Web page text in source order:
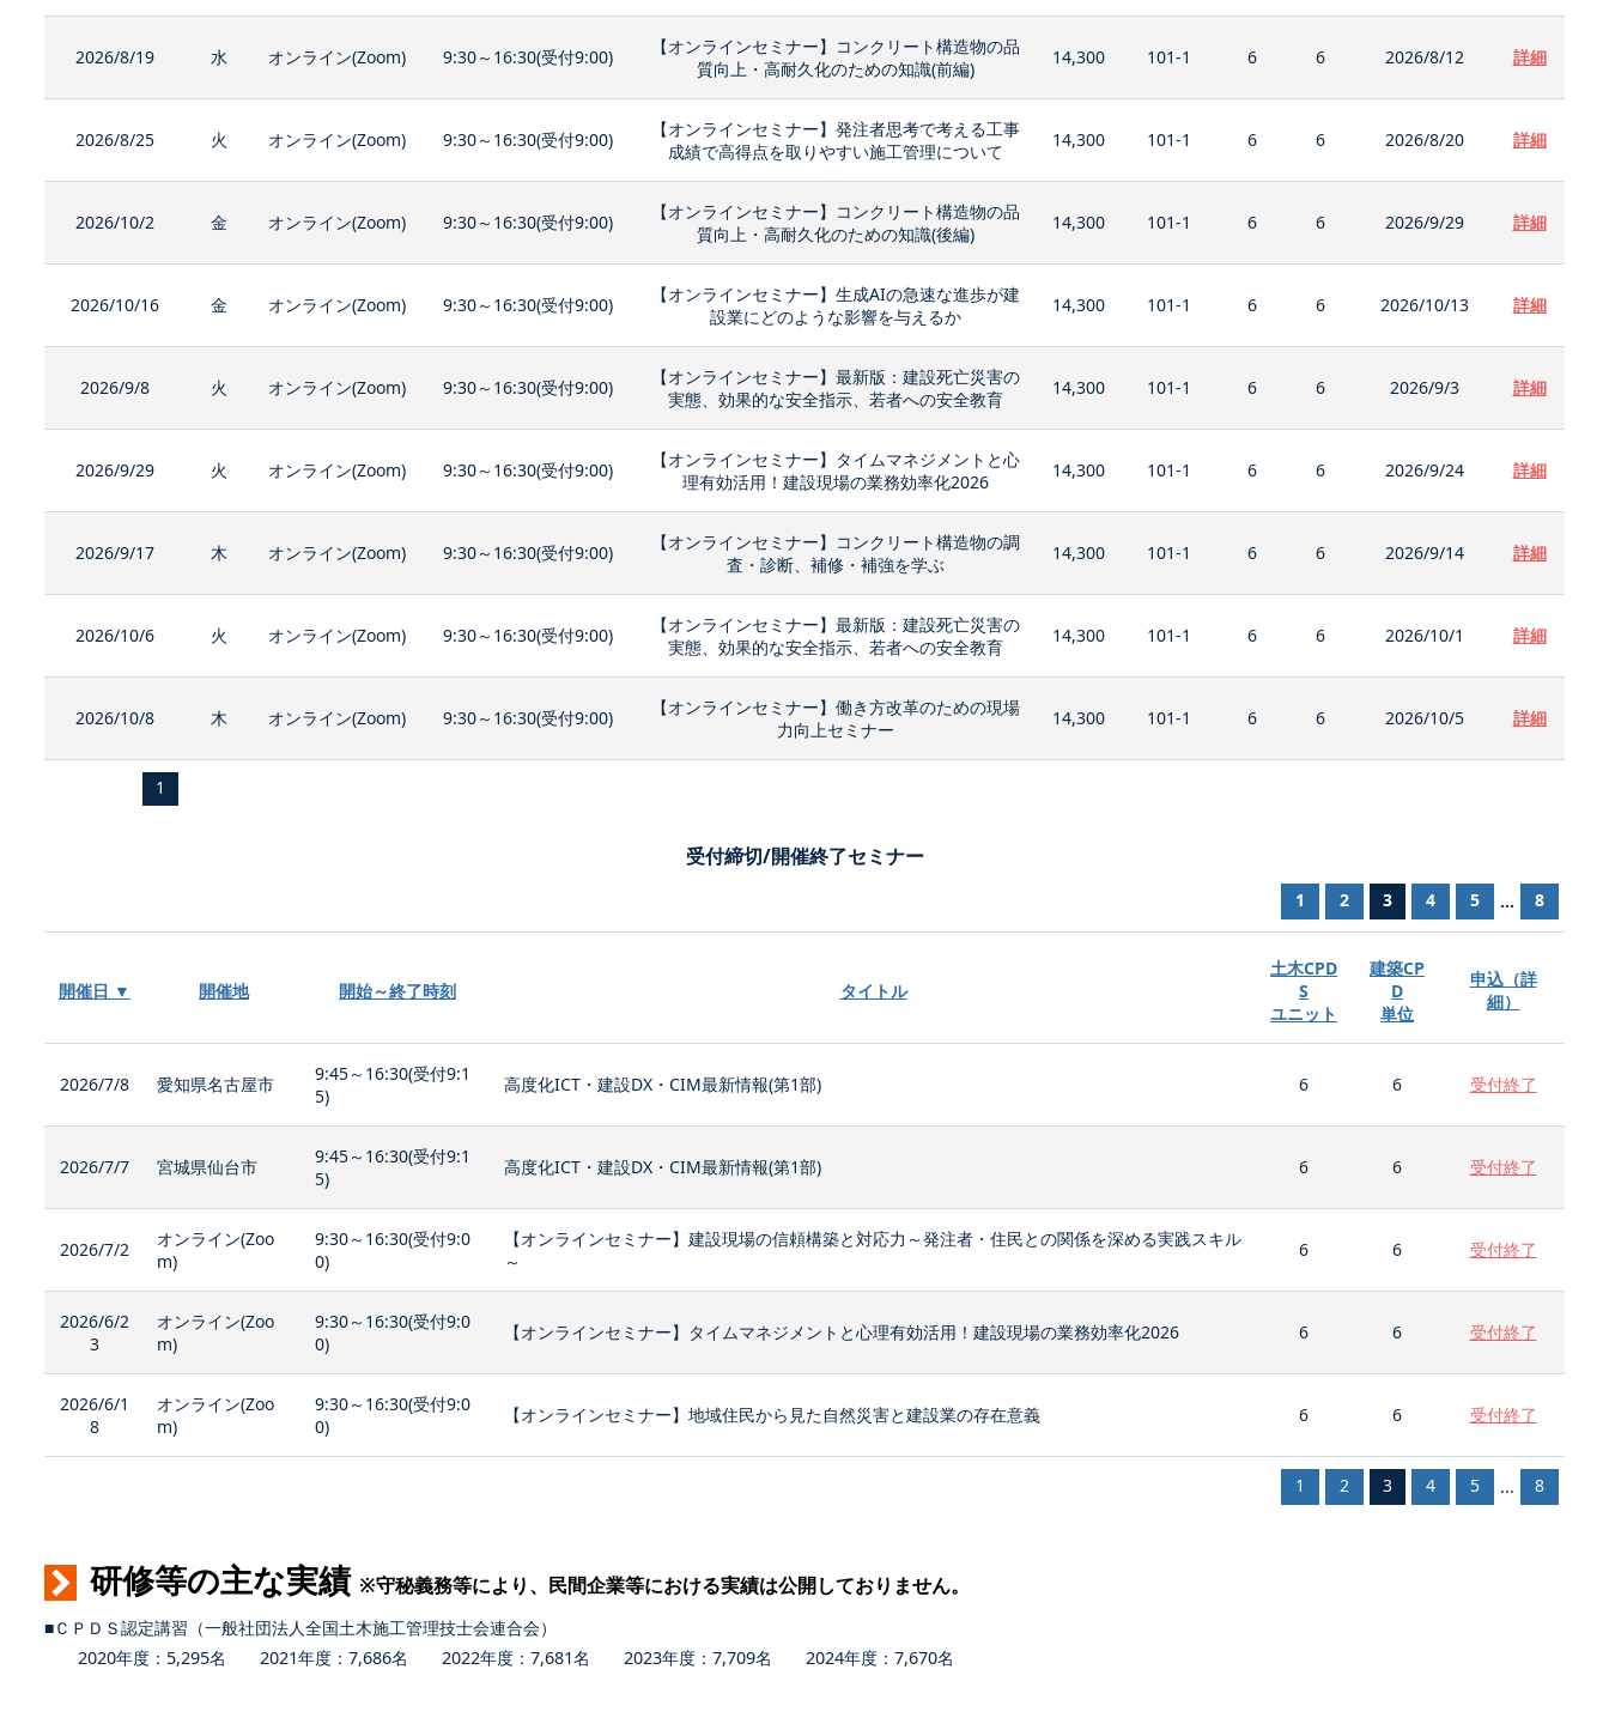
2026/8/19 水 オンライン(Zoom) 9:30～16:30(受付9:00)
【オンラインセミナー】コンクリート構造物の品
質向上・高耐久化のための知識(前編)
14,300 101-1 6 6 2026/8/12 詳細
2026/8/25 火 オンライン(Zoom) 9:30～16:30(受付9:00)
【オンラインセミナー】発注者思考で考える工事
成績で高得点を取りやすい施工管理について
14,300 101-1 6 6 2026/8/20 詳細
2026/10/2 金 オンライン(Zoom) 9:30～16:30(受付9:00)
【オンラインセミナー】コンクリート構造物の品
質向上・高耐久化のための知識(後編)
14,300 101-1 6 6 2026/9/29 詳細
2026/10/16 金 オンライン(Zoom) 9:30～16:30(受付9:00)
【オンラインセミナー】生成AIの急速な進歩が建
設業にどのような影響を与えるか
14,300 101-1 6 6 2026/10/13 詳細
2026/9/8 火 オンライン(Zoom) 9:30～16:30(受付9:00)
【オンラインセミナー】最新版：建設死亡災害の
実態、効果的な安全指示、若者への安全教育
14,300 101-1 6 6 2026/9/3 詳細
2026/9/29 火 オンライン(Zoom) 9:30～16:30(受付9:00)
【オンラインセミナー】タイムマネジメントと心
理有効活用！建設現場の業務効率化2026
14,300 101-1 6 6 2026/9/24 詳細
2026/9/17 木 オンライン(Zoom) 9:30～16:30(受付9:00)
【オンラインセミナー】コンクリート構造物の調
査・診断、補修・補強を学ぶ
14,300 101-1 6 6 2026/9/14 詳細
2026/10/6 火 オンライン(Zoom) 9:30～16:30(受付9:00)
【オンラインセミナー】最新版：建設死亡災害の
実態、効果的な安全指示、若者への安全教育
14,300 101-1 6 6 2026/10/1 詳細
2026/10/8 木 オンライン(Zoom) 9:30～16:30(受付9:00)
【オンラインセミナー】働き方改革のための現場
力向上セミナー
14,300 101-1 6 6 2026/10/5 詳細
1
受付締切/開催終了セミナー
1 2 3 4 5 ... 8
開催日 ▼ 開催地 開始～終了時刻 タイトル
土木CPD
S
ユニット
建築CP
D
単位
申込（詳
細）
2026/7/8 愛知県名古屋市
9:45～16:30(受付9:1
5)
高度化ICT・建設DX・CIM最新情報(第1部) 6 6 受付終了
2026/7/7 宮城県仙台市
9:45～16:30(受付9:1
5)
高度化ICT・建設DX・CIM最新情報(第1部) 6 6 受付終了
2026/7/2
オンライン(Zoo
m)
9:30～16:30(受付9:0
0)
【オンラインセミナー】建設現場の信頼構築と対応力～発注者・住民との関係を深める実践スキル
～
6 6 受付終了
2026/6/2
3
オンライン(Zoo
m)
9:30～16:30(受付9:0
0)
【オンラインセミナー】タイムマネジメントと心理有効活用！建設現場の業務効率化2026 6 6 受付終了
2026/6/1
8
オンライン(Zoo
m)
9:30～16:30(受付9:0
0)
【オンラインセミナー】地域住民から見た自然災害と建設業の存在意義 6 6 受付終了
1 2 3 4 5 ... 8
研修等の主な実績 ※守秘義務等により、民間企業等における実績は公開しておりません。
■ＣＰＤＳ認定講習（一般社団法人全国土木施工管理技士会連合会）
2020年度：5,295名 2021年度：7,686名 2022年度：7,681名 2023年度：7,709名 2024年度：7,670名